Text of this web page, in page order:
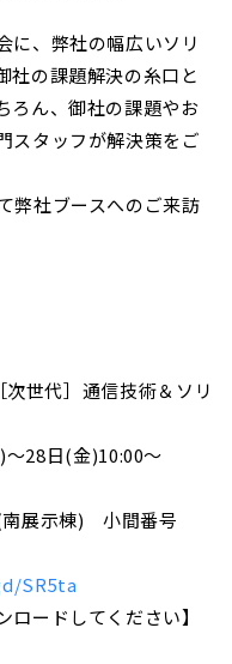
に、弊社の幅広いソリ
社の課題解決の糸口と
ろん、御社の課題やお
スタッフが解決策をご
弊社ブースへのご来訪
世代］通信技術＆ソリ
28日(金)10:00～
展示棟) 小間番号
SR5ta
ロードしてください】